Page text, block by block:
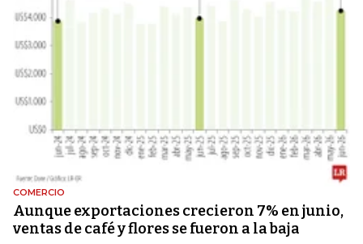
COMERCIO
Aunque exportaciones crecieron 7% en junio,
ventas de café y flores se fueron a la baja